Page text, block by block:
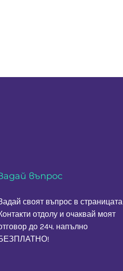
въпрос
своят въпрос в страницата
отдолу и очаквай моят
до 24ч. напълно